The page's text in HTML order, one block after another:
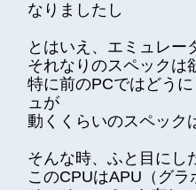
なりましたし
とはいえ、エミュレー
それなりのスペックは
特に前のPCではどう
ュが
動くくらいのスペック
そんな時、ふと目にし
このCPUはAPU（グ